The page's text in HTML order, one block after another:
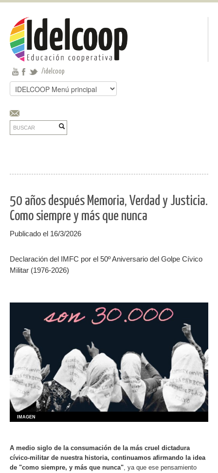
Pasar al contenido principal
Jump to main content
/idelcoop
Formulario de búsqueda
50 años después Memoria, Verdad y Justicia.
Como siempre y más que nunca
Publicado el 16/3/2026
Declaración del IMFC por el 50º Aniversario del Golpe Cívico
Militar (1976-2026)
IMAGEN
A medio siglo de la consumación de la más cruel dictadura
cívico-militar de nuestra historia, continuamos afirmando la idea
de "como siempre, y más que nunca", ya que ese pensamiento